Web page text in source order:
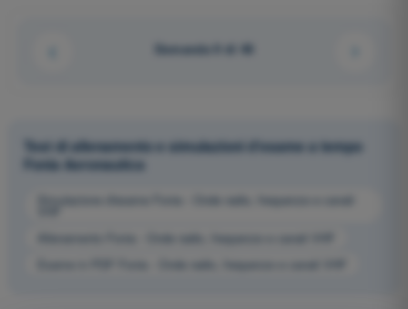
Domanda 9 di 48
Test di allenamento e simulazioni d'esame a tempo
Fonia Aeronautica
Simulazione d'esame Fonia - Onde radio, frequenze e canali
Allenamento Fonia - Onde radio, frequenze e canali VHF
Esame in PDF Fonia - Onde radio, frequenze e canali VHF